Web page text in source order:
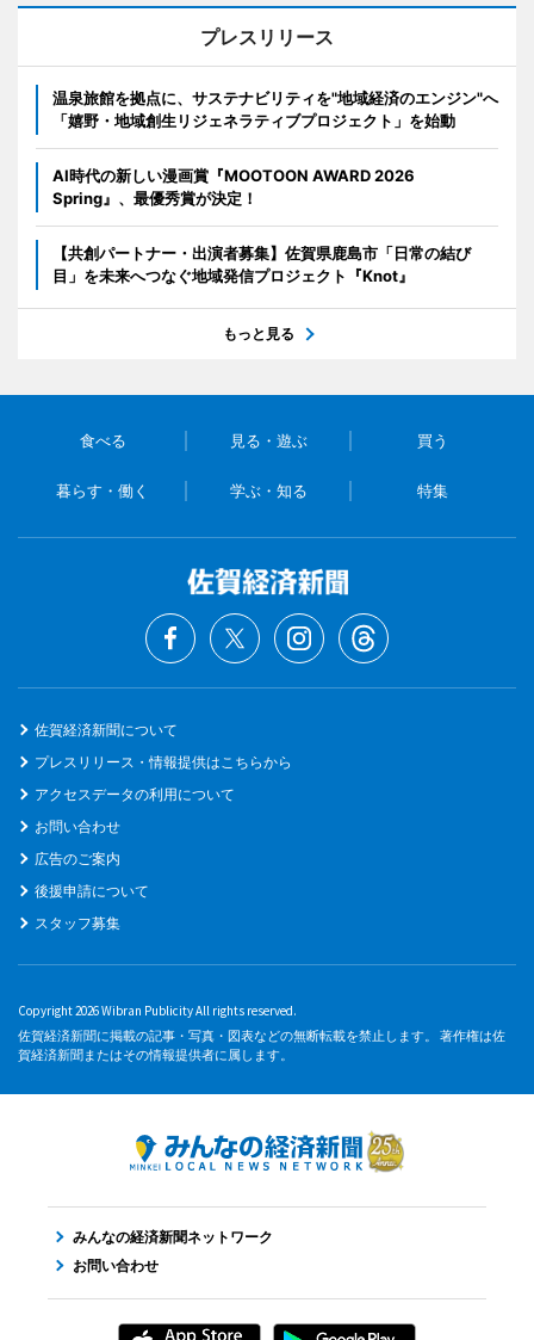
プレスリリース
温泉旅館を拠点に、サステナビリティを"地域経済のエンジン"へ
「嬉野・地域創生リジェネラティブプロジェクト」を始動
AI時代の新しい漫画賞『MOOTOON AWARD 2026
Spring』、最優秀賞が決定！
【共創パートナー・出演者募集】佐賀県鹿島市「日常の結び
目」を未来へつなぐ地域発信プロジェクト『Knot』
もっと見る
食べる 見る・遊ぶ 買う
暮らす・働く 学ぶ・知る 特集
佐賀経済新聞について
プレスリリース・情報提供はこちらから
アクセスデータの利用について
お問い合わせ
広告のご案内
後援申請について
スタッフ募集
Copyright 2026 Wibran Publicity All rights reserved.
佐賀経済新聞に掲載の記事・写真・図表などの無断転載を禁止します。 著作権は佐
賀経済新聞またはその情報提供者に属します。
みんなの経済新聞ネットワーク
お問い合わせ